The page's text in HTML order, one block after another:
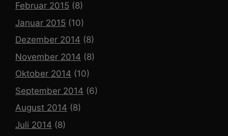
Februar 2015 (8)
Januar 2015 (10)
Dezember 2014 (8)
November 2014 (8)
Oktober 2014 (10)
September 2014 (6)
August 2014 (8)
Juli 2014 (8)